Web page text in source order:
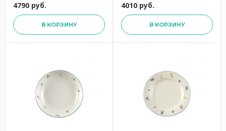
4790 руб.
В КОРЗИНУ
4010 руб.
В КОРЗИНУ